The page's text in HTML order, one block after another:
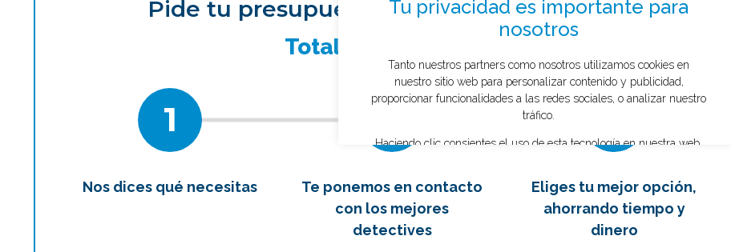
Pide tu presupuesto el menos de 1 minuto
Totalmente GRATIS
1 2
Nos dices qué necesitas
Te ponemos en contacto
con los mejores
detectives
Eliges tu mejor opción,
ahorrando tiempo y
dinero
¿Qué tipo de caso quieres investigar?*